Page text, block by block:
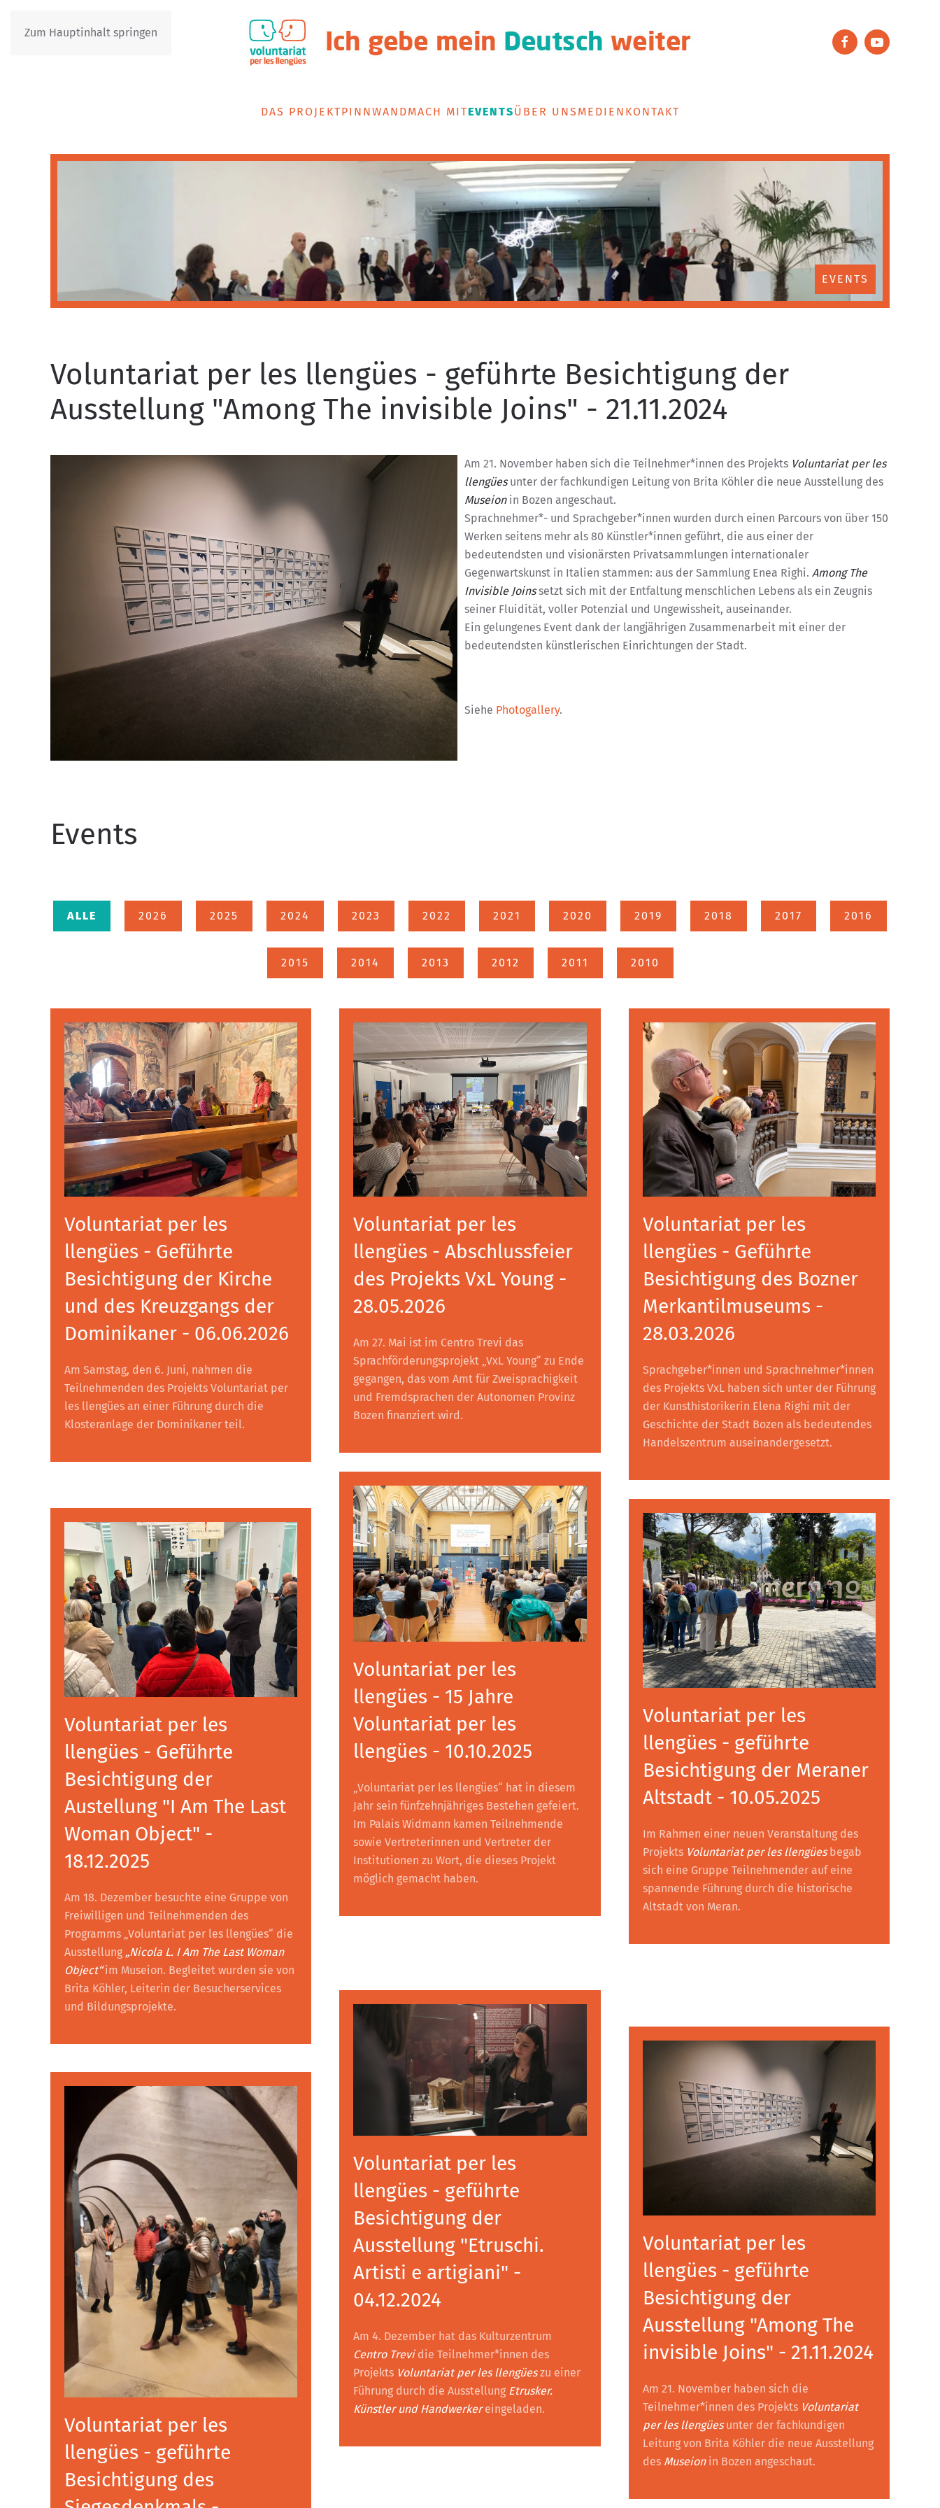
Zum Hauptinhalt springen
DAS PROJEKTPINNWANDMACH MITEVENTSÜBER UNS MEDIEN KONTAKT
EVENTS
Voluntariat per les llengües - geführte Besichtigung der
Ausstellung "Among The invisible Joins" - 21.11.2024
Am 21. November haben sich die Teilnehmer*innen des Projekts Voluntariat per les
llengüesunter der fachkundigen Leitung von Brita Köhler die neue Ausstellung des
Museionin Bozen angeschaut.
Sprachnehmer*- und Sprachgeber*innen wurden durch einen Parcours von über 150
Werken seitens mehr als 80 Künstler*innen geführt, die aus einer der
bedeutendsten und visionärsten Privatsammlungen internationaler
Gegenwartskunst in Italien stammen: aus der Sammlung Enea Righi. Among The
Invisible Joinssetzt sich mit der Entfaltung menschlichen Lebens als ein Zeugnis
seiner Fluidität, voller Potenzial und Ungewissheit, auseinander.
Ein gelungenes Event dank der langjährigen Zusammenarbeit mit einer der
bedeutendsten künstlerischen Einrichtungen der Stadt.
Siehe Photogallery.
Events
ALLE 2026 2025 2024 2023 2022 2021 2020 2019 2018 2017 2016
2015 2014 2013 2012 2011 2010
Voluntariat per les
llengües - Geführte
Besichtigung der Kirche
und des Kreuzgangs der
Dominikaner - 06.06.2026
Am Samstag, den 6. Juni, nahmen die
Teilnehmenden des Projekts Voluntariat per
les llengües an einer Führung durch die
Klosteranlage der Dominikaner teil.
Voluntariat per les
llengües - Abschlussfeier
des Projekts VxL Young -
28.05.2026
Am 27. Mai ist im Centro Trevi das
Sprachförderungsprojekt „VxL Young“ zu Ende
gegangen, das vom Amt für Zweisprachigkeit
und Fremdsprachen der Autonomen Provinz
Bozen finanziert wird.
Voluntariat per les
llengües - Geführte
Besichtigung des Bozner
Merkantilmuseums -
28.03.2026
Sprachgeber*innen und Sprachnehmer*innen
des Projekts VxL haben sich unter der Führung
der Kunsthistorikerin Elena Righi mit der
Geschichte der Stadt Bozen als bedeutendes
Handelszentrum auseinandergesetzt.
Voluntariat per les
llengües - Geführte
Besichtigung der
Austellung "I Am The Last
Woman Object" -
18.12.2025
Am 18. Dezember besuchte eine Gruppe von
Freiwilligen und Teilnehmenden des
Programms „Voluntariat per les llengües“ die
Ausstellung „Nicola L. I Am The Last Woman
Object“im Museion. Begleitet wurden sie von
Brita Köhler, Leiterin der Besucherservices
und Bildungsprojekte.
Voluntariat per les
llengües - 15 Jahre
Voluntariat per les
llengües - 10.10.2025
„Voluntariat per les llengües“ hat in diesem
Jahr sein fünfzehnjähriges Bestehen gefeiert.
Im Palais Widmann kamen Teilnehmende
sowie Vertreterinnen und Vertreter der
Institutionen zu Wort, die dieses Projekt
möglich gemacht haben.
Voluntariat per les
llengües - geführte
Besichtigung der Meraner
Altstadt - 10.05.2025
Im Rahmen einer neuen Veranstaltung des
Projekts Voluntariat per les llengüesbegab
sich eine Gruppe Teilnehmender auf eine
spannende Führung durch die historische
Altstadt von Meran.
Voluntariat per les
llengües - geführte
Besichtigung des
Voluntariat per les
llengües - geführte
Besichtigung der
Ausstellung "Etruschi.
Artisti e artigiani" -
04.12.2024
Am 4. Dezember hat das Kulturzentrum
Centro Trevidie Teilnehmer*innen des
Projekts Voluntariat per les llengüeszu einer
Führung durch die Ausstellung Etrusker.
Künstler und Handwerkereingeladen.
Voluntariat per les
llengües - geführte
Besichtigung der
Ausstellung "Among The
invisible Joins" - 21.11.2024
Am 21. November haben sich die
Teilnehmer*innen des Projekts Voluntariat
per les llengüesunter der fachkundigen
Leitung von Brita Köhler die neue Ausstellung
des Museionin Bozen angeschaut.